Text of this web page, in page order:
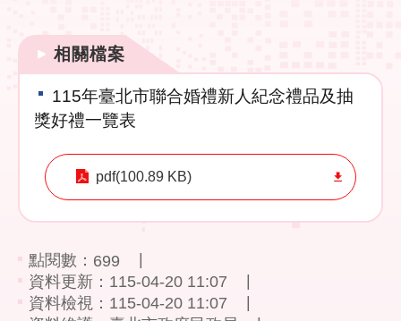
問
雙
市
政
府
相關檔案
115年臺北市聯合婚禮新人紀念禮品及抽
獎好禮一覽表
pdf(100.89 KB)
點閱數： 699
資料更新：115-04-20 11:07
資料檢視：115-04-20 11:07